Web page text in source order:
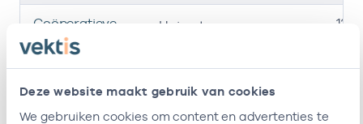
Deze website maakt gebruik van cookies
We gebruiken cookies om content en advertenties te
Coöperatieve
Huisartsenposten
Oost Brabant U.a.
Huisarts 13-
Huisartsenposten
Oost-Brabant B.v.
Huisarts -